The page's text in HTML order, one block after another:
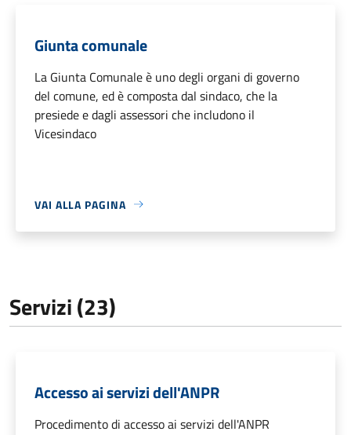
Giunta comunale
La Giunta Comunale è uno degli organi di governo
del comune, ed è composta dal sindaco, che la
presiede e dagli assessori che includono il
Vicesindaco
VAI ALLA PAGINA
Servizi (23)
Accesso ai servizi dell'ANPR
Procedimento di accesso ai servizi dell'ANPR